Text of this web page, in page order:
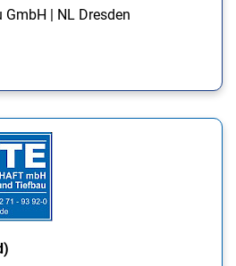
GmbH | NL Dresden